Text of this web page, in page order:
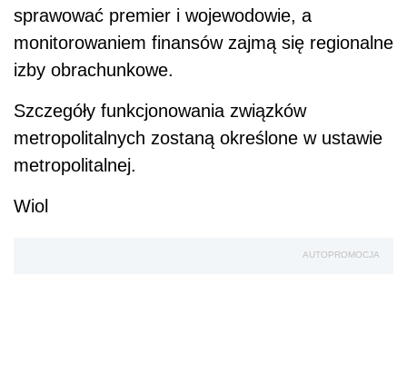
sprawować premier i wojewodowie, a
monitorowaniem finansów zajmą się regionalne
izby obrachunkowe.
Szczegóły funkcjonowania związków
metropolitalnych zostaną określone w ustawie
metropolitalnej.
Wiol
AUTOPROMOCJA